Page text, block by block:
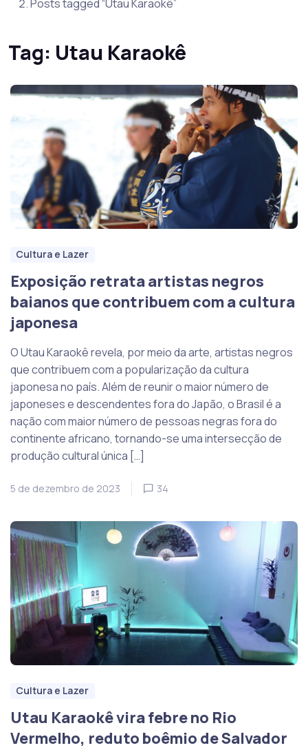
Posts tagged “Utau Karaokê”
Tag: Utau Karaokê
Cultura e Lazer
Exposição retrata artistas negros
baianos que contribuem com a cultura
japonesa
O Utau Karaokê revela, por meio da arte, artistas negros
que contribuem com a popularização da cultura
japonesa no país. Além de reunir o maior número de
japoneses e descendentes fora do Japão, o Brasil é a
nação com maior número de pessoas negras fora do
continente africano, tornando-se uma intersecção de
produção cultural única […]
5 de dezembro de 2023 34
Cultura e Lazer
Utau Karaokê vira febre no Rio
Vermelho, reduto boêmio de Salvador